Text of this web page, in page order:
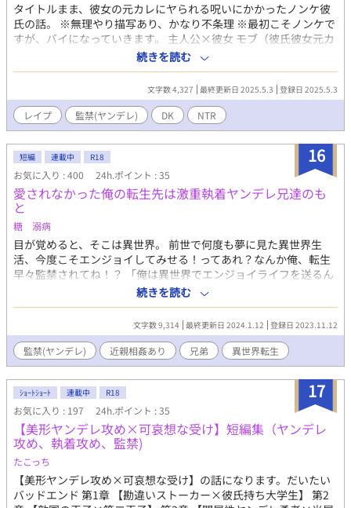
タイトルまま、彼女の元カレにヤられる呪いにかかったノンケ彼
氏の話。 ※無理やり描写あり、かなり不条理 ※最初こそノンケで
すが、バイになっていきます。 主人公×彼女 モブ（彼氏彼女元カ
レ×主人公） Pixiv https://www.pixiv.net/novel/show.php?
id=24411977 ムーンライトノベルズ
https://novel18.syosetu.com/n3615kh/ fujossy
https://fujossy.jp/books/30692
続きを読む
文字数 4,327 最終更新日 2025.5.3 登録日 2025.5.3
レイプ 監禁(ヤンデレ) DK NTR
16
短編 連載中 R18
お気に入り : 400 24h.ポイント : 35
愛されなかった俺の転生先は激重執着ヤンデレ兄達のも
と
糖 溺病
目が覚めると、そこは異世界。 前世で何度も夢に見た異世界生
活、今度こそエンジョイしてみせる！ってあれ？なんか俺、転生
早々監禁されてね！？ 「俺は異世界でエンジョイライフを送るん
だぁー！」 激重執着ヤンデレ兄達にトロトロのベタベタに溺愛さ
れるファンタジー物語。 注※微エロ、エロエロ ・初めはそんなエ
ロくないです。 ・初心者注意 ・ちょいちょい細かな訂正入りま
す。
続きを読む
文字数 9,314 最終更新日 2024.1.12 登録日 2023.11.12
監禁(ヤンデレ) 近親相姦あり 兄弟 異世界転生
17
ｼｮｰﾄｼｮｰﾄ 連載中 R18
お気に入り : 197 24h.ポイント : 35
【美形ヤンデレ攻め×可哀想な受け】短編集（ヤンデレ
攻め、執着攻め、監禁)
たこっち
【美形ヤンデレ攻め×可哀想な受け】の話になります。だいたい
バッドエンド 第1章 【勘違いストーカー×彼氏持ち大学生】 第2